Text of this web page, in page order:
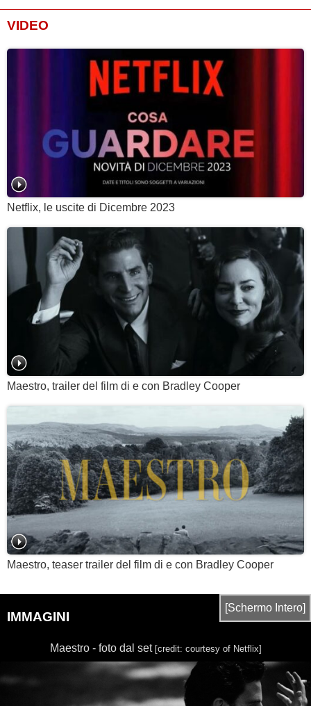
VIDEO
Netflix, le uscite di Dicembre 2023
Maestro, trailer del film di e con Bradley Cooper
Maestro, teaser trailer del film di e con Bradley Cooper
IMMAGINI
[Schermo Intero]
Maestro - foto dal set [credit: courtesy of Netflix]